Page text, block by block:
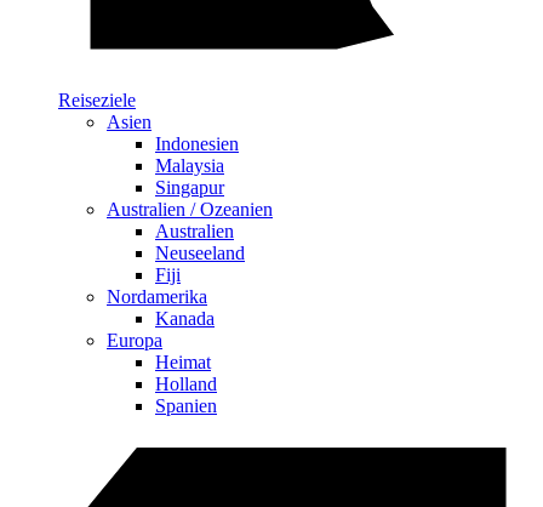
Reiseziele
Asien
Indonesien
Malaysia
Singapur
Australien / Ozeanien
Australien
Neuseeland
Fiji
Nordamerika
Kanada
Europa
Heimat
Holland
Spanien